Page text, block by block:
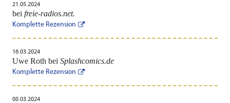
21.05.2024
bei freie-radios.net.
Komplette Rezension
16.03.2024
Uwe Roth bei Splashcomics.de
Komplette Rezension
08.03.2024